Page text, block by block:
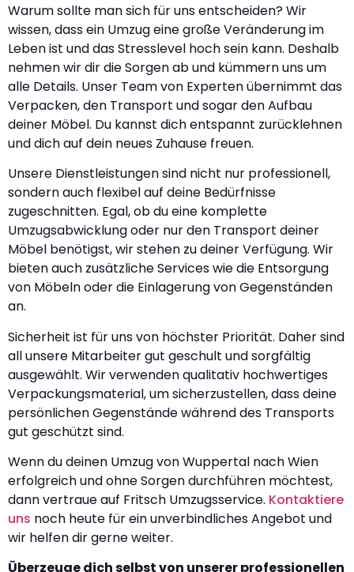
Warum sollte man sich für uns entscheiden? Wir
wissen, dass ein Umzug eine große Veränderung im
Leben ist und das Stresslevel hoch sein kann. Deshalb
nehmen wir dir die Sorgen ab und kümmern uns um
alle Details. Unser Team von Experten übernimmt das
Verpacken, den Transport und sogar den Aufbau
deiner Möbel. Du kannst dich entspannt zurücklehnen
und dich auf dein neues Zuhause freuen.
Unsere Dienstleistungen sind nicht nur professionell,
sondern auch flexibel auf deine Bedürfnisse
zugeschnitten. Egal, ob du eine komplette
Umzugsabwicklung oder nur den Transport deiner
Möbel benötigst, wir stehen zu deiner Verfügung. Wir
bieten auch zusätzliche Services wie die Entsorgung
von Möbeln oder die Einlagerung von Gegenständen
an.
Sicherheit ist für uns von höchster Priorität. Daher sind
all unsere Mitarbeiter gut geschult und sorgfältig
ausgewählt. Wir verwenden qualitativ hochwertiges
Verpackungsmaterial, um sicherzustellen, dass deine
persönlichen Gegenstände während des Transports
gut geschützt sind.
Wenn du deinen Umzug von Wuppertal nach Wien
erfolgreich und ohne Sorgen durchführen möchtest,
dann vertraue auf Fritsch Umzugsservice. Kontaktiere
uns noch heute für ein unverbindliches Angebot und
wir helfen dir gerne weiter.
Überzeuge dich selbst von unserer professionellen